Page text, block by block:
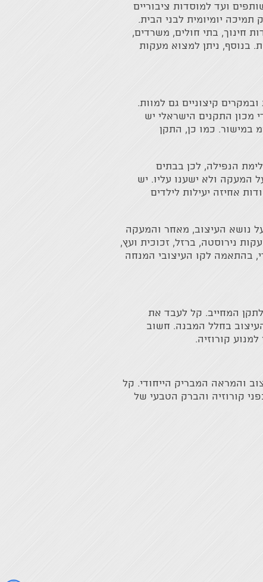
ועד למוסדות ציבוריים
יומיומית לבני הבית.
חינוך, בתי חולים, משרדים,
בנוסף, ניתן למצוא מעקות
קיצוניים גם למוות.
מכון התקנים הישראלי יש
בגובה של 90 ס"מ לפחות, במידה וקיים שיפוע בגרם המדרגות, או בגובה של 105 ס"מ במישור. כמו כן, התקן
הנפילה, לכן בבתים
המעקה ולא ישענו עליו. יש
אחיזה יעילות לילדים
נושא העיצוב, מאחר והמעקה
נירוסטה, ברזל, זכוכית ועץ,
בהתאמה לקו העיצובי המנחה
המחייב. קל לעבד את
בחלל המבנה. חשוב
קורוזיה.
והמראה המבריק הייחודי. קל
קורוזיה והברק הטבעי של